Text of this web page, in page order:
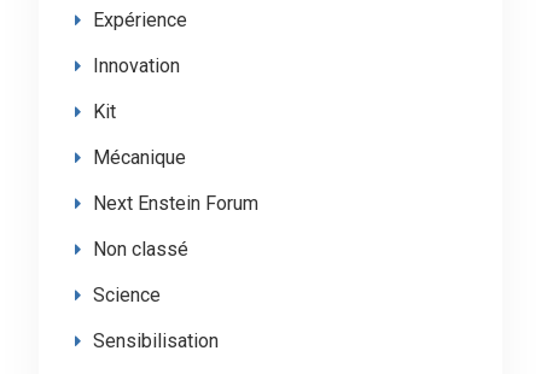
Expérience
Innovation
Kit
Mécanique
Next Enstein Forum
Non classé
Science
Sensibilisation